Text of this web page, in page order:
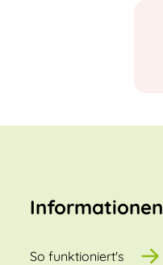
Informationen
So funktioniert's